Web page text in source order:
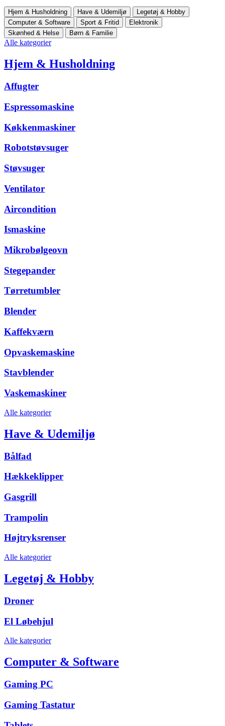
Hjem & Husholdning Have & Udemiljø
Legetøj & Hobby
Computer & Software
Sport & Fritid
Elektronik
Skønhed & Helse
Børn & Familie
Alle kategorier
Hjem & Husholdning
Affugter
Espressomaskine
Køkkenmaskiner
Robotstøvsuger
Støvsuger
Ventilator
Aircondition
Ismaskine
Mikrobølgeovn
Stegepander
Tørretumbler
Blender
Kaffekværn
Opvaskemaskine
Stavblender
Vaskemaskiner
Alle kategorier
Have & Udemiljø
Bålfad
Hækkeklipper
Gasgrill
Trampolin
Højtryksrenser
Alle kategorier
Legetøj & Hobby
Droner
El Løbehjul
Alle kategorier
Computer & Software
Gaming PC
Gaming Tastatur